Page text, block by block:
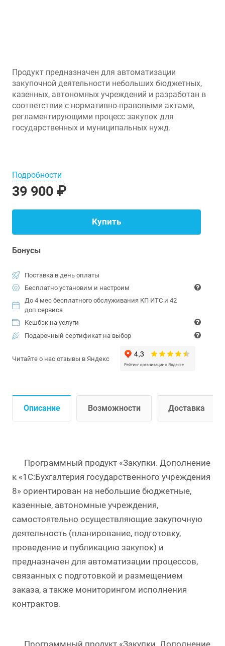
Продукт предназначен для автоматизации
закупочной деятельности небольших бюджетных,
казенных, автономных учреждений и разработан в
соответствии с нормативно-правовыми актами,
регламентирующими процесс закупок для
государственных и муниципальных нужд.
Подробности
39 900 ₽
Купить
Бонусы
Поставка в день оплаты
Бесплатно установим и настроим
До 4 мес бесплатного обслуживания КП ИТС и 42
доп.сервиса
Кешбэк на услуги
Подарочный сертификат на выбор
Читайте о нас отзывы в Яндекс
Описание Возможности Доставка
Программный продукт «Закупки. Дополнение
к «1С:Бухгалтерия государственного учреждения
8» ориентирован на небольшие бюджетные,
казенные, автономные учреждения,
самостоятельно осуществляющие закупочную
деятельность (планирование, подготовку,
проведение и публикацию закупок) и
предназначен для автоматизации процессов,
связанных с подготовкой и размещением
заказа, а также мониторингом исполнения
контрактов.